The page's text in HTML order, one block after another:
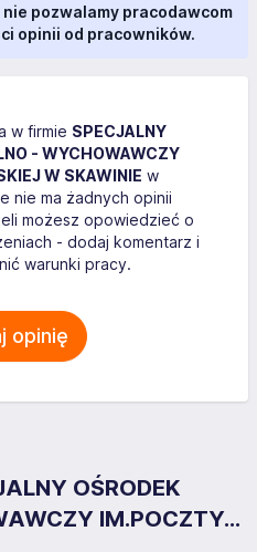
pozwalamy pracodawcom
opinii od pracowników.
w firmie SPECJALNY
- WYCHOWAWCZY
W SKAWINIE w
nie ma żadnych opinii
możesz opowiedzieć o
- dodaj komentarz i
warunki pracy.
opinię
OŚRODEK
IM.POCZTY...